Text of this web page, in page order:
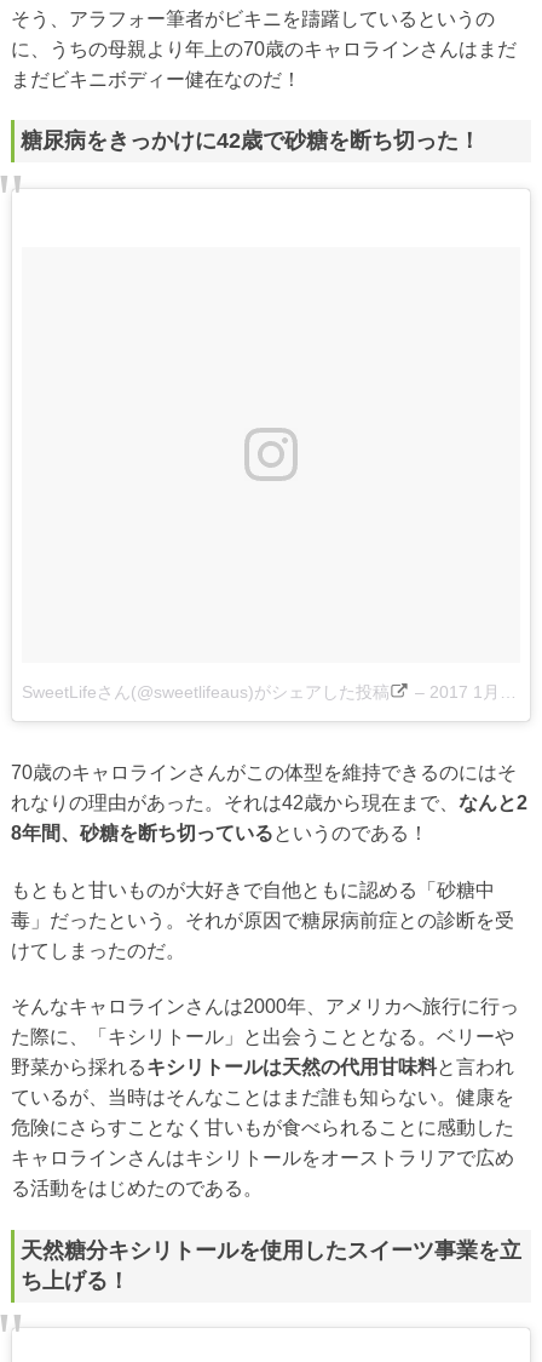
そう、アラフォー筆者がビキニを躊躇しているというの
に、うちの母親より年上の70歳のキャロラインさんはまだ
まだビキニボディー健在なのだ！
糖尿病をきっかけに42歳で砂糖を断ち切った！
SweetLifeさん(@sweetlifeaus)がシェアした投稿 – 2017 1月 19 11:44午後 PST
70歳のキャロラインさんがこの体型を維持できるのにはそ
れなりの理由があった。それは42歳から現在まで、 なんと2
8年間、砂糖を断ち切っているというのである！
もともと甘いものが大好きで自他ともに認める「砂糖中
毒」だったという。それが原因で糖尿病前症との診断を受
けてしまったのだ。
そんなキャロラインさんは2000年、アメリカへ旅行に行っ
た際に、「キシリトール」と出会うこととなる。ベリーや
野菜から採れるキシリトールは天然の代用甘味料と言われ
ているが、当時はそんなことはまだ誰も知らない。健康を
危険にさらすことなく甘いもが食べられることに感動した
キャロラインさんはキシリトールをオーストラリアで広め
る活動をはじめたのである。
天然糖分キシリトールを使用したスイーツ事業を立
ち上げる！